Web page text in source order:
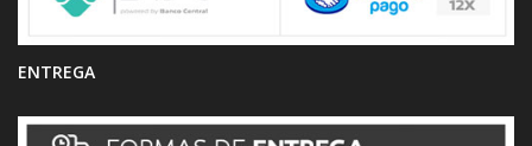
ENTREGA